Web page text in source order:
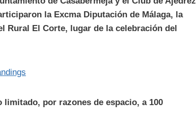
la Excma Diputación de Málaga, la
Rural El Corte, lugar de la celebración del
por razones de espacio, a 100